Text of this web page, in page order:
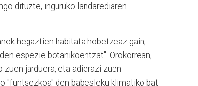
dituzte, inguruko landarediaren
hegaztien habitata hobetzeaz gain,
espezie botanikoentzat". Orokorrean,
jarduera, eta adierazi zuen
"funtsezkoa" den babesleku klimatiko bat